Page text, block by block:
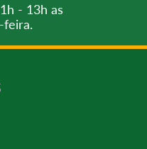
- 13h as
feira.